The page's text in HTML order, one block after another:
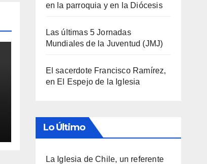
en la parroquia y en la Diócesis
Las últimas 5 Jornadas
Mundiales de la Juventud (JMJ)
El sacerdote Francisco Ramírez,
en El Espejo de la Iglesia
Lo Último
La Iglesia de Chile, un referente